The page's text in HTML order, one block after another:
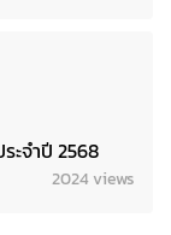
ะจำปี 2568
2024 views